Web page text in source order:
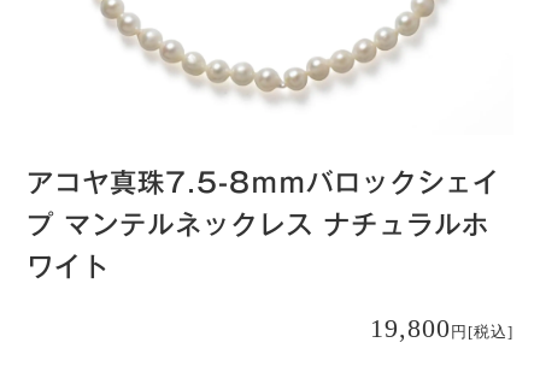
アコヤ真珠7.5-8ｍｍバロックシェイ
プ マンテルネックレス ナチュラルホ
ワイト
19,800円 [税込]